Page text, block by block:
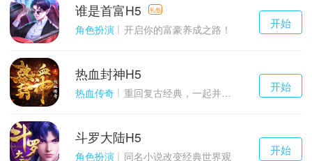
千百度h5
游戏
开始
谁是首富H5 礼包
角色扮演 开启你的富豪养成之路！
千百度h5
游戏
开始
热血封神H5
热血传奇 重回复古经典，一起并肩作战吧！
千百度h5
游戏
开始
斗罗大陆H5
角色扮演 同名小说改变经典世界观